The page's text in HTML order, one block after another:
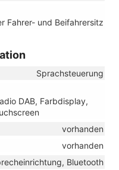
Fahrer- und Beifahrersitz
Sprachsteuerung
DAB, Farbdisplay,
vorhanden
vorhanden
Bluetooth